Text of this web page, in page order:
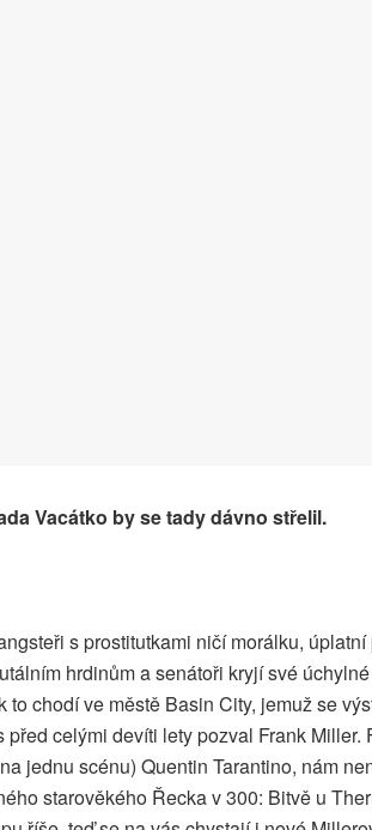
Vacátko by se tady dávno střelil.
s prostitutkami ničí morálku,
hrdinům a senátoři kryjí své
to chodí ve městě Basin City, jemuž se
před celými devíti lety pozval Frank
jednu scénu) Quentin Tarantino, nám
starověkého Řecka v 300: Bitvě u